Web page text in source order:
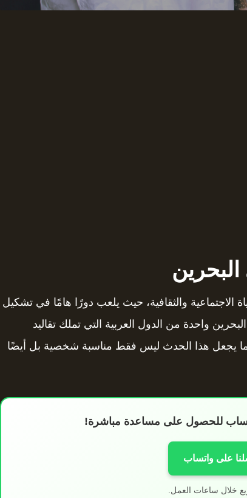
الاجتماعية والثقافية، حيث يلعب دورًا هامًا في تشكيل
واحدة من الدول العربية التي تملك تقاليد
يجعل هذا الحدث ليس فقط مناسبة شخصية بل أيضًا
للحصول على مساعدة مباشرة!
على واتساب
خلال ساعات العمل.